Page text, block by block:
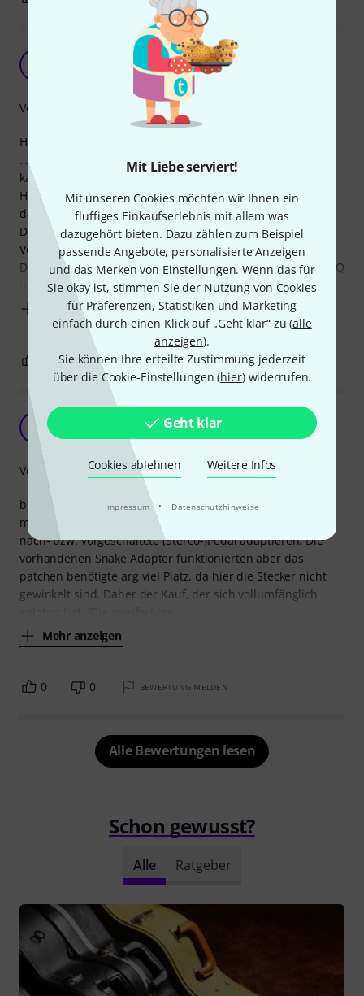
Mit Liebe serviert!
Mit unseren Cookies möchten wir Ihnen ein
fluffiges Einkaufserlebnis mit allem was
dazugehört bieten. Dazu zählen zum Beispiel
passende Angebote, personalisierte Anzeigen
und das Merken von Einstellungen. Wenn das für
Sie okay ist, stimmen Sie der Nutzung von Cookies
für Präferenzen, Statistiken und Marketing
einfach durch einen Klick auf „Geht klar“ zu (alle
anzeigen).
Sie können Ihre erteilte Zustimmung jederzeit
über die Cookie-Einstellungen (hier) widerrufen.
Geht klar
Cookies ablehnen Weitere Infos
Impressum · Datenschutzhinweise
ralf4550 11.10.2025
Hallo,
….. wenn man ein Kabel kauft erwartet man, dass es das
kann, wofür es gebaut worden ist.
Hier kommt ein sauberes, nebengeräuschfreies Signal an;
das ist erstmal prima.
Durch die unterschiedliche Farbe der Enden lässt sich die
Verkabelung immer und überall schnell bewerkstelligen.
Die Länge reich für meine Zwecke, dem Einschleifen vom EQ
Mehr anzeigen
Verarbeitung
0 BEWERTUNG MELDEN
Strymon sei dank..
Johnny DaFox 30.04.2026
brauche ich dieses Spezialkabel. Da das Cloudburst Pedal
mit stereo In und Out ausgestattet ist, musste ich für das
nach- bzw. vorgeschaltete (Stereo-)Pedal adaptieren. Die
vorhandenen Snake Adapter funktionierten aber das
patchen benötigte arg viel Platz, da hier die Stecker nicht
gewinkelt sind. Daher der Kauf, der sich vollumfänglich
Mehr anzeigen
Verarbeitung
0 0 BEWERTUNG MELDEN
Alle Bewertungen lesen
Schon gewusst?
Alle Ratgeber